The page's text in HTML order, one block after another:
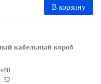
В корзину
кабельный короб
32